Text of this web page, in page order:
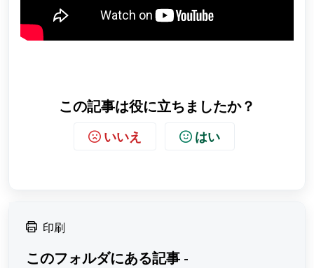
この記事は役に立ちましたか？
いいえ はい
印刷
このフォルダにある記事 -